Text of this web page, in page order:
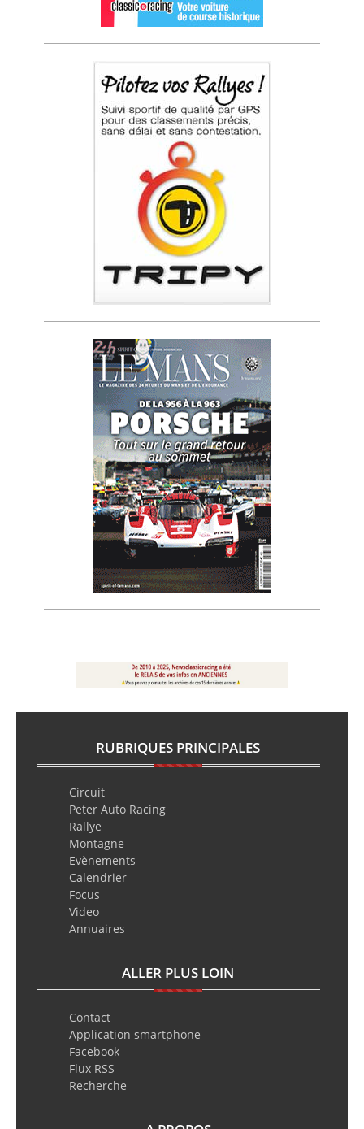
RUBRIQUES PRINCIPALES
Circuit
Peter Auto Racing
Rallye
Montagne
Evènements
Calendrier
Focus
Video
Annuaires
ALLER PLUS LOIN
Contact
Application smartphone
Facebook
Flux RSS
Recherche